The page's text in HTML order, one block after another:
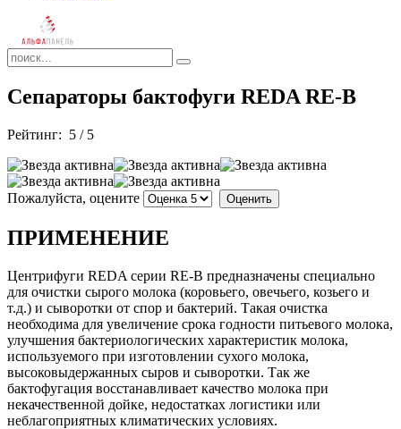
Сепараторы бактофуги REDA RE-B
Рейтинг: 5 / 5
Пожалуйста, оцените
ПРИМЕНЕНИЕ
Центрифуги REDA серии RE-B предназначены специально
для очистки сырого молока (коровьего, овечьего, козьего и
т.д.) и сыворотки от спор и бактерий. Такая очистка
необходима для увеличение срока годности питьевого молока,
улучшения бактериологических характеристик молока,
используемого при изготовлении сухого молока,
высоковыдержанных сыров и сыворотки. Так же
бактофугация восстанавливает качество молока при
некачественной дойке, недостатках логистики или
неблагоприятных климатических условиях.